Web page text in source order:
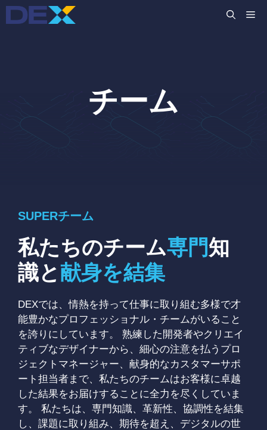
コ
ン
チーム
SUPERチーム
私たちのチーム専門知
識と献身を結集
DEXでは、情熱を持って仕事に取り組む多様で才
能豊かなプロフェッショナル・チームがいること
を誇りにしています。 熟練した開発者やクリエイ
ティブなデザイナーから、細心の注意を払うプロ
ジェクトマネージャー、献身的なカスタマーサポ
ート担当者まで、私たちのチームはお客様に卓越
した結果をお届けすることに全力を尽くしていま
す。 私たちは、専門知識、革新性、協調性を結集
し、課題に取り組み、期待を超え、デジタルの世